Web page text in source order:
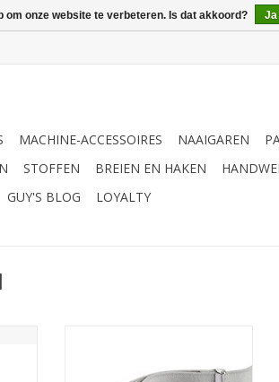
MACHINE-ACCESSOIRES NAAIGAREN
STOFFEN BREIEN EN HAKEN
GUY'S BLOG LOYALTY
om onze website te verbeteren. Is dat akkoord? Ja